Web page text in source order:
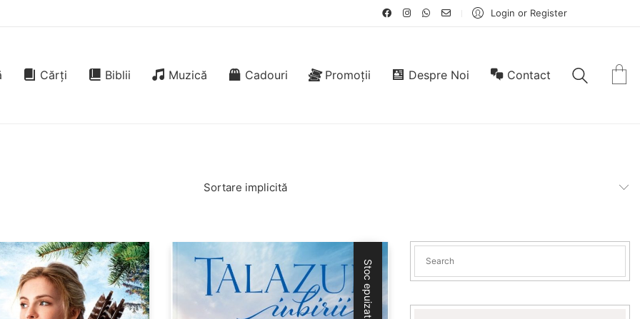
Login or Register
Cărți Biblii Muzică Cadouri Promoții Despre Noi Contact
Sortare implicită
Stoc epuizat